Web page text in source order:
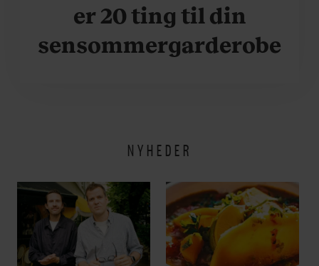
er 20 ting til din
sensommergarderobe
NYHEDER